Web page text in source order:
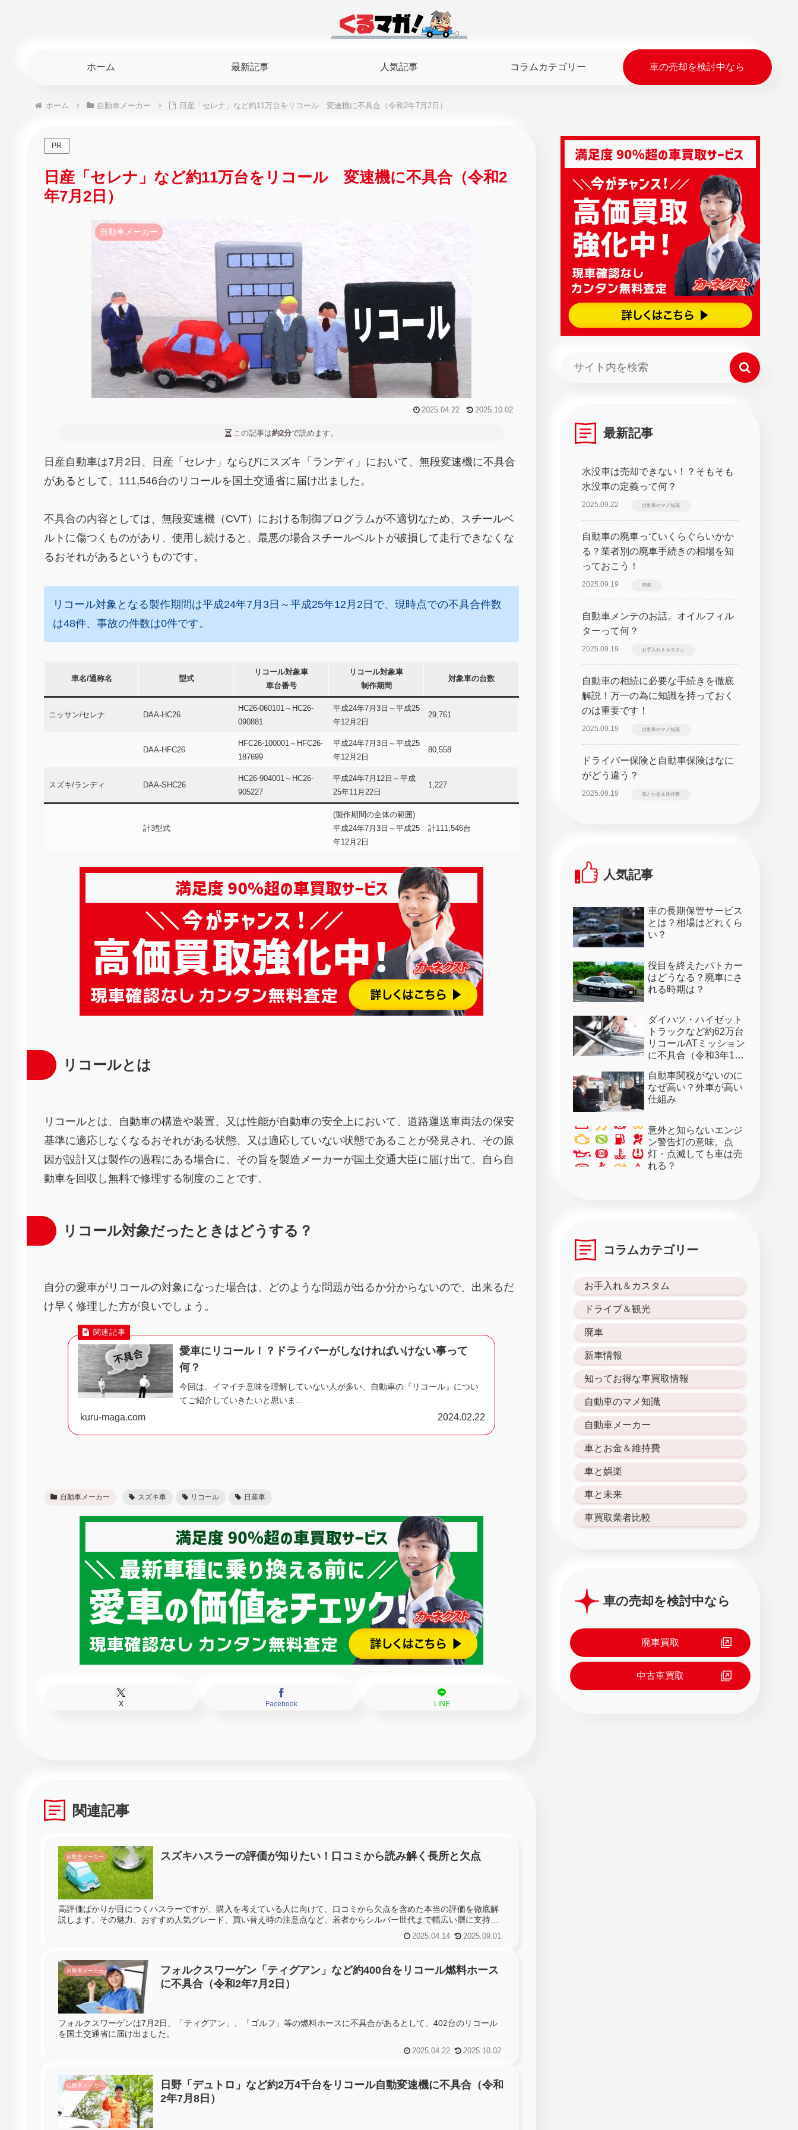
ホーム 最新記事 人気記事 コラムカテゴリー 車の売却を検討中なら
ホーム 自動車メーカー 日産「セレナ」など約11万台をリコール 変速機に不具合（令和2年7月2日）
PR
日産「セレナ」など約11万台をリコール 変速機に不具合（令和2
年7月2日）
自動車メーカー
2025.04.22 2025.10.02
この記事は約2分で読めます。
日産自動車は7月2日、日産「セレナ」ならびにスズキ「ランディ」において、無段変速機に不具合
があるとして、111,546台のリコールを国土交通省に届け出ました。
不具合の内容としては、無段変速機（CVT）における制御プログラムが不適切なため、スチールベ
ルトに傷つくものがあり、使用し続けると、最悪の場合スチールベルトが破損して走行できなくな
るおそれがあるというものです。
リコール対象となる製作期間は平成24年7月3日～平成25年12月2日で、現時点での不具合件数
は48件、事故の件数は0件です。
車名/通称名 型式
リコール対象車
車台番号
リコール対象車
制作期間
対象車の台数
ニッサン/セレナ DAA-HC26
HC26-060101～HC26-
090881
平成24年7月3日～平成25
年12月2日
29,761
DAA-HFC26
HFC26-100001～HFC26-
187699
平成24年7月3日～平成25
年12月2日
80,558
スズキ/ランディ DAA-SHC26
HC26-904001～HC26-
905227
平成24年7月12日～平成
25年11月22日
1,227
計3型式
(製作期間の全体の範囲)
平成24年7月3日～平成25
年12月2日
計111,546台
リコールとは
リコールとは、自動車の構造や装置、又は性能が自動車の安全上において、道路運送車両法の保安
基準に適応しなくなるおそれがある状態、又は適応していない状態であることが発見され、その原
因が設計又は製作の過程にある場合に、その旨を製造メーカーが国土交通大臣に届け出て、自ら自
動車を回収し無料で修理する制度のことです。
リコール対象だったときはどうする？
自分の愛車がリコールの対象になった場合は、どのような問題が出るか分からないので、出来るだ
け早く修理した方が良いでしょう。
愛車にリコール！？ドライバーがしなければいけない事って
何？
今回は、イマイチ意味を理解していない人が多い、自動車の『リコール』につい
てご紹介していきたいと思いま...
kuru-maga.com 2024.02.22
自動車メーカー スズキ車 リコール 日産車
X Facebook LINE
関連記事
自動車メーカー スズキハスラーの評価が知りたい！口コミから読み解く長所と欠点
高評価ばかりが目につくハスラーですが、購入を考えている人に向けて、口コミから欠点を含めた本当の評価を徹底解
説します。その魅力、おすすめ人気グレード、買い替え時の注意点など、若者からシルバー世代まで幅広い層に支持さ
2025.04.14 2025.09.01
自動車メーカー
フォルクスワーゲン「ティグアン」など約400台をリコール燃料ホース
に不具合（令和2年7月2日）
フォルクスワーゲンは7月2日、「ティグアン」、「ゴルフ」等の燃料ホースに不具合があるとして、402台のリコール
を国土交通省に届け出ました。
2025.04.22 2025.10.02
自動車メーカー
日野「デュトロ」など約2万4千台をリコール自動変速機に不具合（令和
2年7月8日）
最新記事
水没車は売却できない！？そもそも
水没車の定義って何？
2025.09.22 自動車のマメ知識
自動車の廃車っていくらぐらいかか
る？業者別の廃車手続きの相場を知
っておこう！
2025.09.19 廃車
自動車メンテのお話。オイルフィル
ターって何？
2025.09.19 お手入れ＆カスタム
自動車の相続に必要な手続きを徹底
解説！万一の為に知識を持っておく
のは重要です！
2025.09.19 自動車のマメ知識
ドライバー保険と自動車保険はなに
がどう違う？
2025.09.19 車とお金＆維持費
人気記事
車の長期保管サービス
とは？相場はどれくら
い？
役目を終えたパトカー
はどうなる？廃車にさ
れる時期は？
ダイハツ・ハイゼット
トラックなど約62万台
リコールATミッション
に不具合（令和3年1月
自動車関税がないのに
なぜ高い？外車が高い
仕組み
意外と知らないエンジ
ン警告灯の意味。点
灯・点滅しても車は売
れる？
コラムカテゴリー
お手入れ＆カスタム
ドライブ＆観光
廃車
新車情報
知ってお得な車買取情報
自動車のマメ知識
自動車メーカー
車とお金＆維持費
車と娯楽
車と未来
車買取業者比較
車の売却を検討中なら
廃車買取
中古車買取